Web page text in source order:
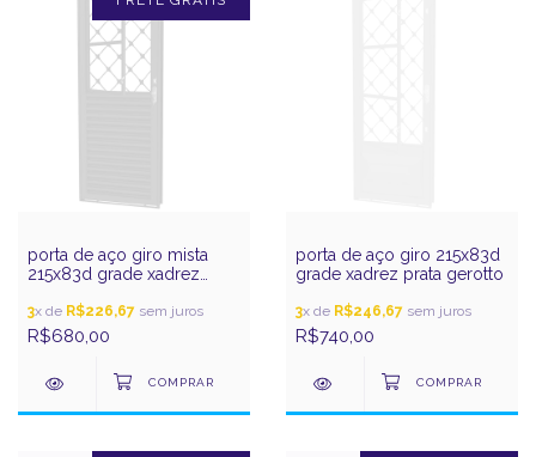
porta de aço giro mista
215x83d grade xadrez
3x de R$226,67 sem juros
R$680,00
porta de aço giro 215x83d
grade xadrez prata gerotto
3x de R$246,67 sem juros
R$740,00